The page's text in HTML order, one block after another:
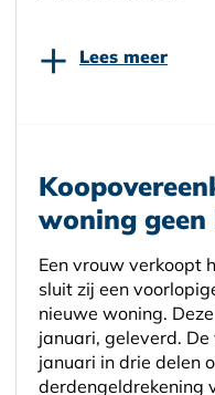
+ Lees meer
woning
Een vrouw verkoopt
sluit zij een
nieuwe woning.
januari, geleverd.
januari in drie delen
derdengeldrekening